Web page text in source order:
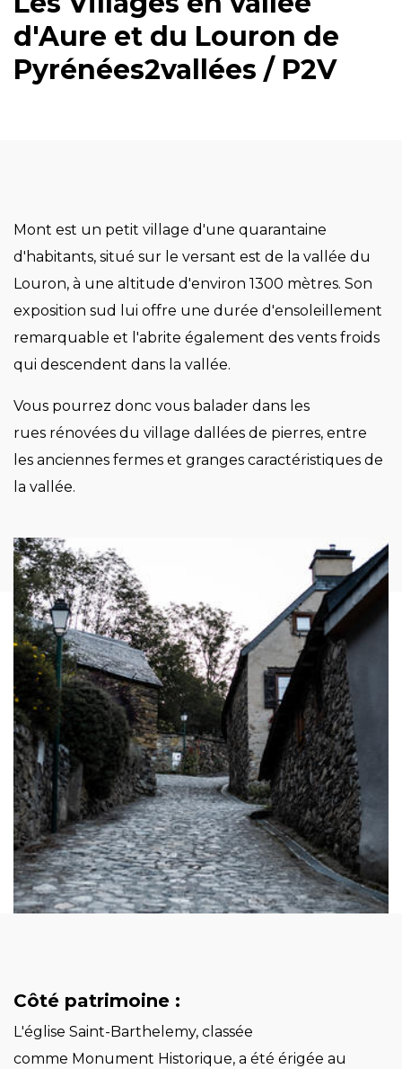
d'Aure et du Louron de
Pyrénées2vallées / P2V
Mont est un petit village d'une quarantaine
d'habitants, situé sur le versant est de la vallée du
Louron, à une altitude d'environ 1300 mètres. Son
exposition sud lui offre une durée d'ensoleillement
remarquable et l'abrite également des vents froids
qui descendent dans la vallée.
Vous pourrez donc vous balader dans les
rues rénovées du village dallées de pierres, entre
les anciennes fermes et granges caractéristiques de
la vallée.
Image
Côté patrimoine :
L'église Saint-Barthelemy, classée
comme Monument Historique, a été érigée au